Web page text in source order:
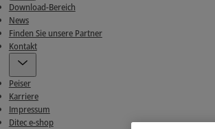
Download-Bereich
News
Finden Sie unsere Partner
Kontakt
Peiser
Karriere
Impressum
Ditec e-shop